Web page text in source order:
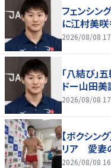
フェンシン
に江村美咲
2026/08/08
「八結び」
ドー山田美
2026/08/08
【ボクシン
リア 愛妻
2026/08/08